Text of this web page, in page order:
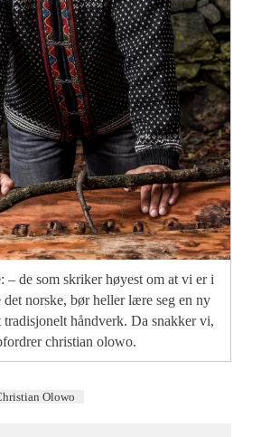
– de som skriker høyest om at vi er i
det norske, bør heller lære seg en ny
tradisjonelt håndverk. Da snakker vi,
christian olowo.
Olowo